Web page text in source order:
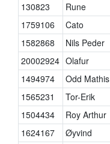
130823
Rune
1759106
Cato
1582868
Nils Peder
20002924 Olafur
1494974
Odd Mathis
1565231
Tor-Erik
1504434
Roy Arthur
1624167
Øyvind